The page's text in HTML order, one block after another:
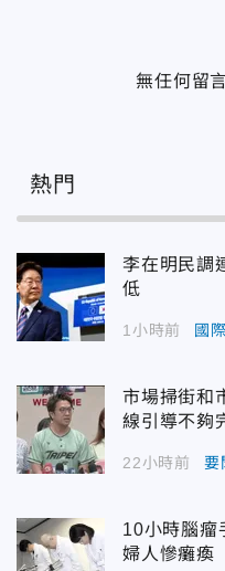
無任何留
熱門
李在明民
低
1小時前 國際
市場掃街和
線引導不夠
22小時前 要
10小時腦
婦人慘癱瘓